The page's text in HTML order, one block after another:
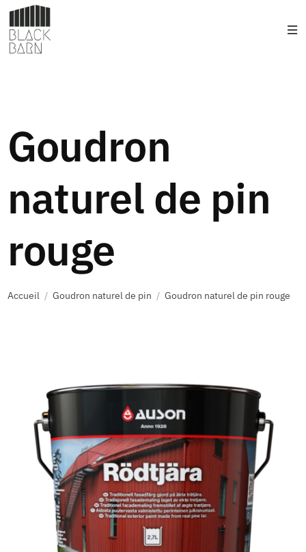
Goudron
naturel de pin
rouge
Accueil / Goudron naturel de pin / Goudron naturel de pin rouge